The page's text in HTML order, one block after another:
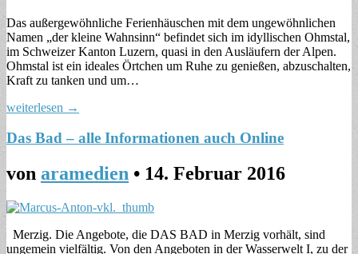
Das außergewöhnliche Ferienhäuschen mit dem ungewöhnlichen
Namen „der kleine Wahnsinn“ befindet sich im idyllischen Ohmstal,
im Schweizer Kanton Luzern, quasi in den Ausläufern der Alpen.
Ohmstal ist ein ideales Örtchen um Ruhe zu genießen, abzuschalten,
Kraft zu tanken und um…
weiterlesen →
Das Bad – alle Informationen auch Online
von aramedien • 14. Februar 2016
Merzig. Die Angebote, die DAS BAD in Merzig vorhält, sind
ungemein vielfältig. Von den Angeboten in der Wasserwelt I, zu der